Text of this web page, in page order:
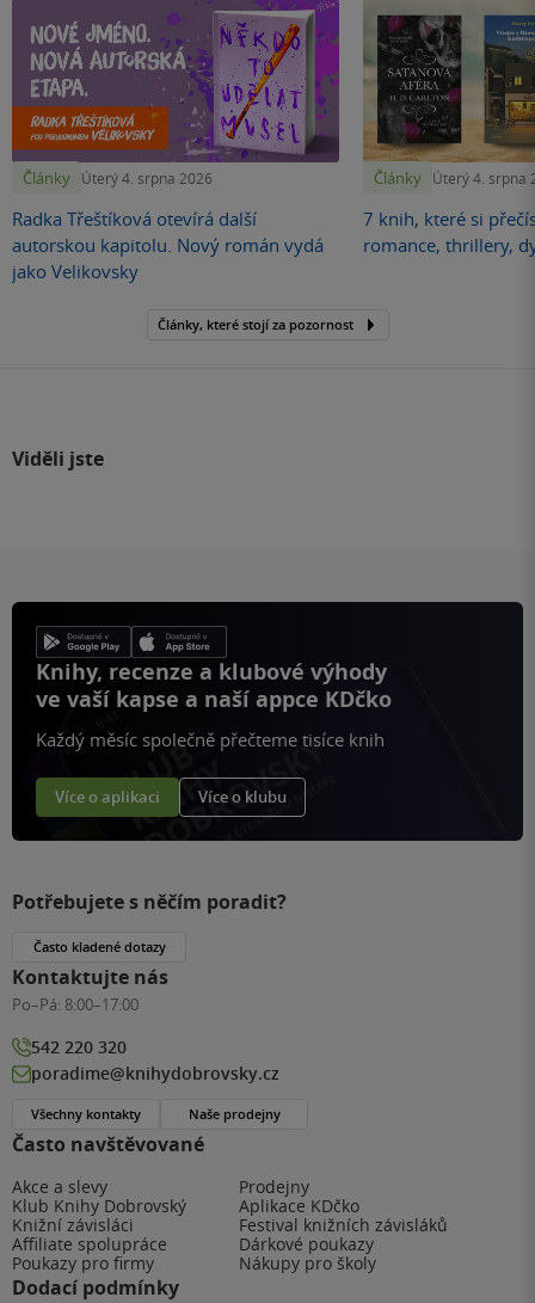
Články Úterý 4. srpna 2026
Radka Třeštíková otevírá další
autorskou kapitolu. Nový román vydá
jako Velikovsky
Články Úterý 4. srpna
7 knih, které si
romance, thrillery,
Články, které stojí za pozornost
Viděli jste
Knihy, recenze a klubové výhody
ve vaší kapse a naší appce KDčko
Každý měsíc společně přečteme tisíce knih
Více o aplikaci Více o klubu
Často navštěvované
Akce a slevy
Prodejny
Klub Knihy Dobrovský
Aplikace KDčko
Knižní závisláci
Festival knižních závisláků
Affiliate spolupráce
Dárkové poukazy
Poukazy pro firmy
Nákupy pro školy
Dodací podmínky
Potřebujete s něčím poradit?
Často kladené dotazy
Kontaktujte nás
Po–Pá: 8:00–17:00
542 220 320
poradime@knihydobrovsky.cz
Všechny kontakty Naše prodejny